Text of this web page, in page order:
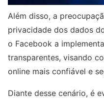
Além disso, a
privacidade dos dados
o Facebook a
transparentes, visando
online mais confiável e
Diante desse cenário, é